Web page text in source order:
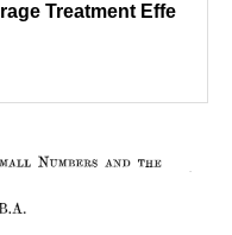
Treatment Effe